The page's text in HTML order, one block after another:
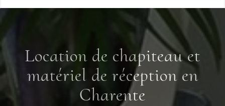
Location de chapiteau et
matériel de réception en
Charente